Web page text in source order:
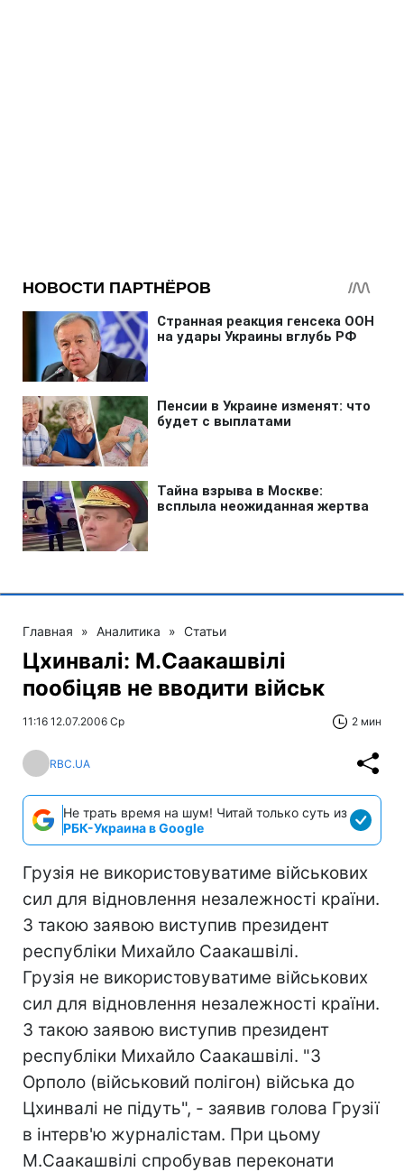
Главная » Аналитика » Статьи
Цхинвалі: М.Саакашвілі
пообіцяв не вводити військ
11:16 12.07.2006 Ср 2 мин
RBC.UA
Не трать время на шум! Читай только суть из
РБК-Украина в Google
Грузія не використовуватиме військових
сил для відновлення незалежності країни.
З такою заявою виступив президент
республіки Михайло Саакашвілі.
Грузія не використовуватиме військових
сил для відновлення незалежності країни.
З такою заявою виступив президент
республіки Михайло Саакашвілі. "З
Орполо (військовий полігон) війська до
Цхинвалі не підуть", - заявив голова Грузії
в інтерв'ю журналістам. При цьому
М.Саакашвілі спробував переконати